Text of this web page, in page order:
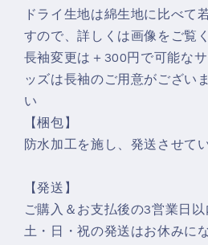
ネ
タ
T
シ
ャ
の
数
を
減
ら
ネ
タ
T
シ
ャ
数
増
や
ドライ生地は綿生地に比べて
すので、詳しくは画像をご覧
長袖変更は＋300円で可能な
ッズは長袖のご用意がござい
い
【梱包】
防水加工を施し、発送させて
【発送】
ご購入＆お支払後の3営業日以
土・日・祝の発送はお休みに